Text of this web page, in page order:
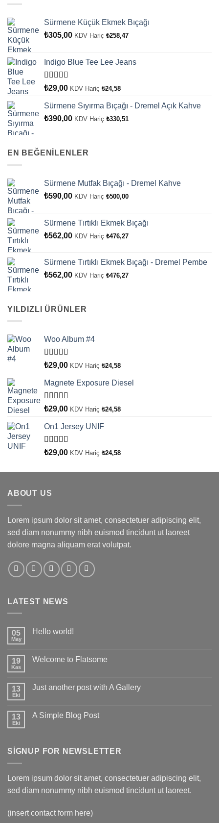
Sürmene Küçük Ekmek Bıçağı
₺305,00 KDV Hariç ₺258,47
Indigo Blue Tee Lee Jeans
5
üzerinden
4.00oy
aldı
₺29,00 KDV Hariç ₺24,58
Sürmene Sıyırma Bıçağı - Dremel Açık Kahve
₺390,00 KDV Hariç ₺330,51
EN BEĞENİLENLER
Sürmene Mutfak Bıçağı - Dremel Kahve
₺590,00 KDV Hariç ₺500,00
Sürmene Tırtıklı Ekmek Bıçağı
₺562,00 KDV Hariç ₺476,27
Sürmene Tırtıklı Ekmek Bıçağı - Dremel Pembe
₺562,00 KDV Hariç ₺476,27
YILDIZLI ÜRÜNLER
Woo Album #4
5 üzerinden
oy aldı
₺29,00 KDV Hariç ₺24,58
Magnete Exposure Diesel
5 üzerinden
oy aldı
₺29,00 KDV Hariç ₺24,58
On1 Jersey UNIF
5 üzerinden
oy aldı
₺29,00 KDV Hariç ₺24,58
ABOUT US
Lorem ipsum dolor sit amet, consectetuer adipiscing elit,
sed diam nonummy nibh euismod tincidunt ut laoreet
dolore magna aliquam erat volutpat.
LATEST NEWS
05
May
Hello world!
world!
19
Kas
Welcome to Flatsome
to
13
Eki
Just another post with A Gallery
another
13
Eki
A Simple Blog Post
Blog
SIGNUP FOR NEWSLETTER
Lorem ipsum dolor sit amet, consectetuer adipiscing elit,
sed diam nonummy nibh euismod tincidunt ut laoreet.
(insert contact form here)